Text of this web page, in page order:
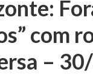
com
–